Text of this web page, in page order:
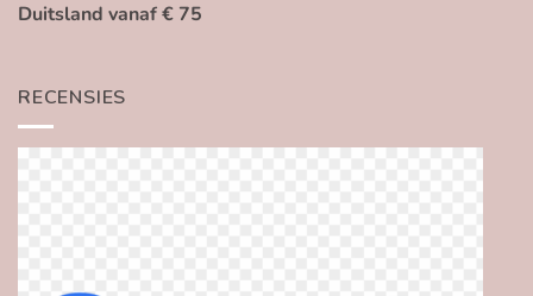
Duitsland vanaf € 75
RECENSIES